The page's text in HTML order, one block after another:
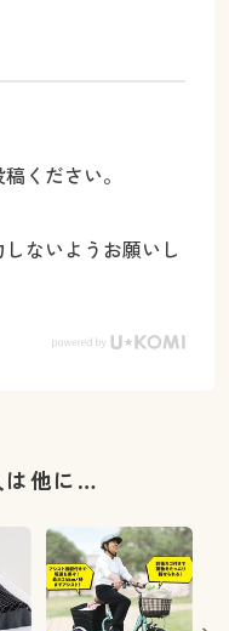
ください。
ないようお願いし
は他に…